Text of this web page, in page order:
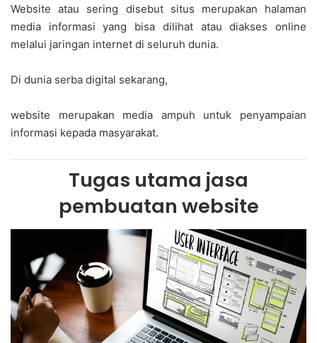
Website atau sering disebut situs merupakan halaman
media informasi yang bisa dilihat atau diakses online
melalui jaringan internet di seluruh dunia.
Di dunia serba digital sekarang,
website merupakan media ampuh untuk penyampaian
informasi kepada masyarakat.
Tugas utama jasa
pembuatan website